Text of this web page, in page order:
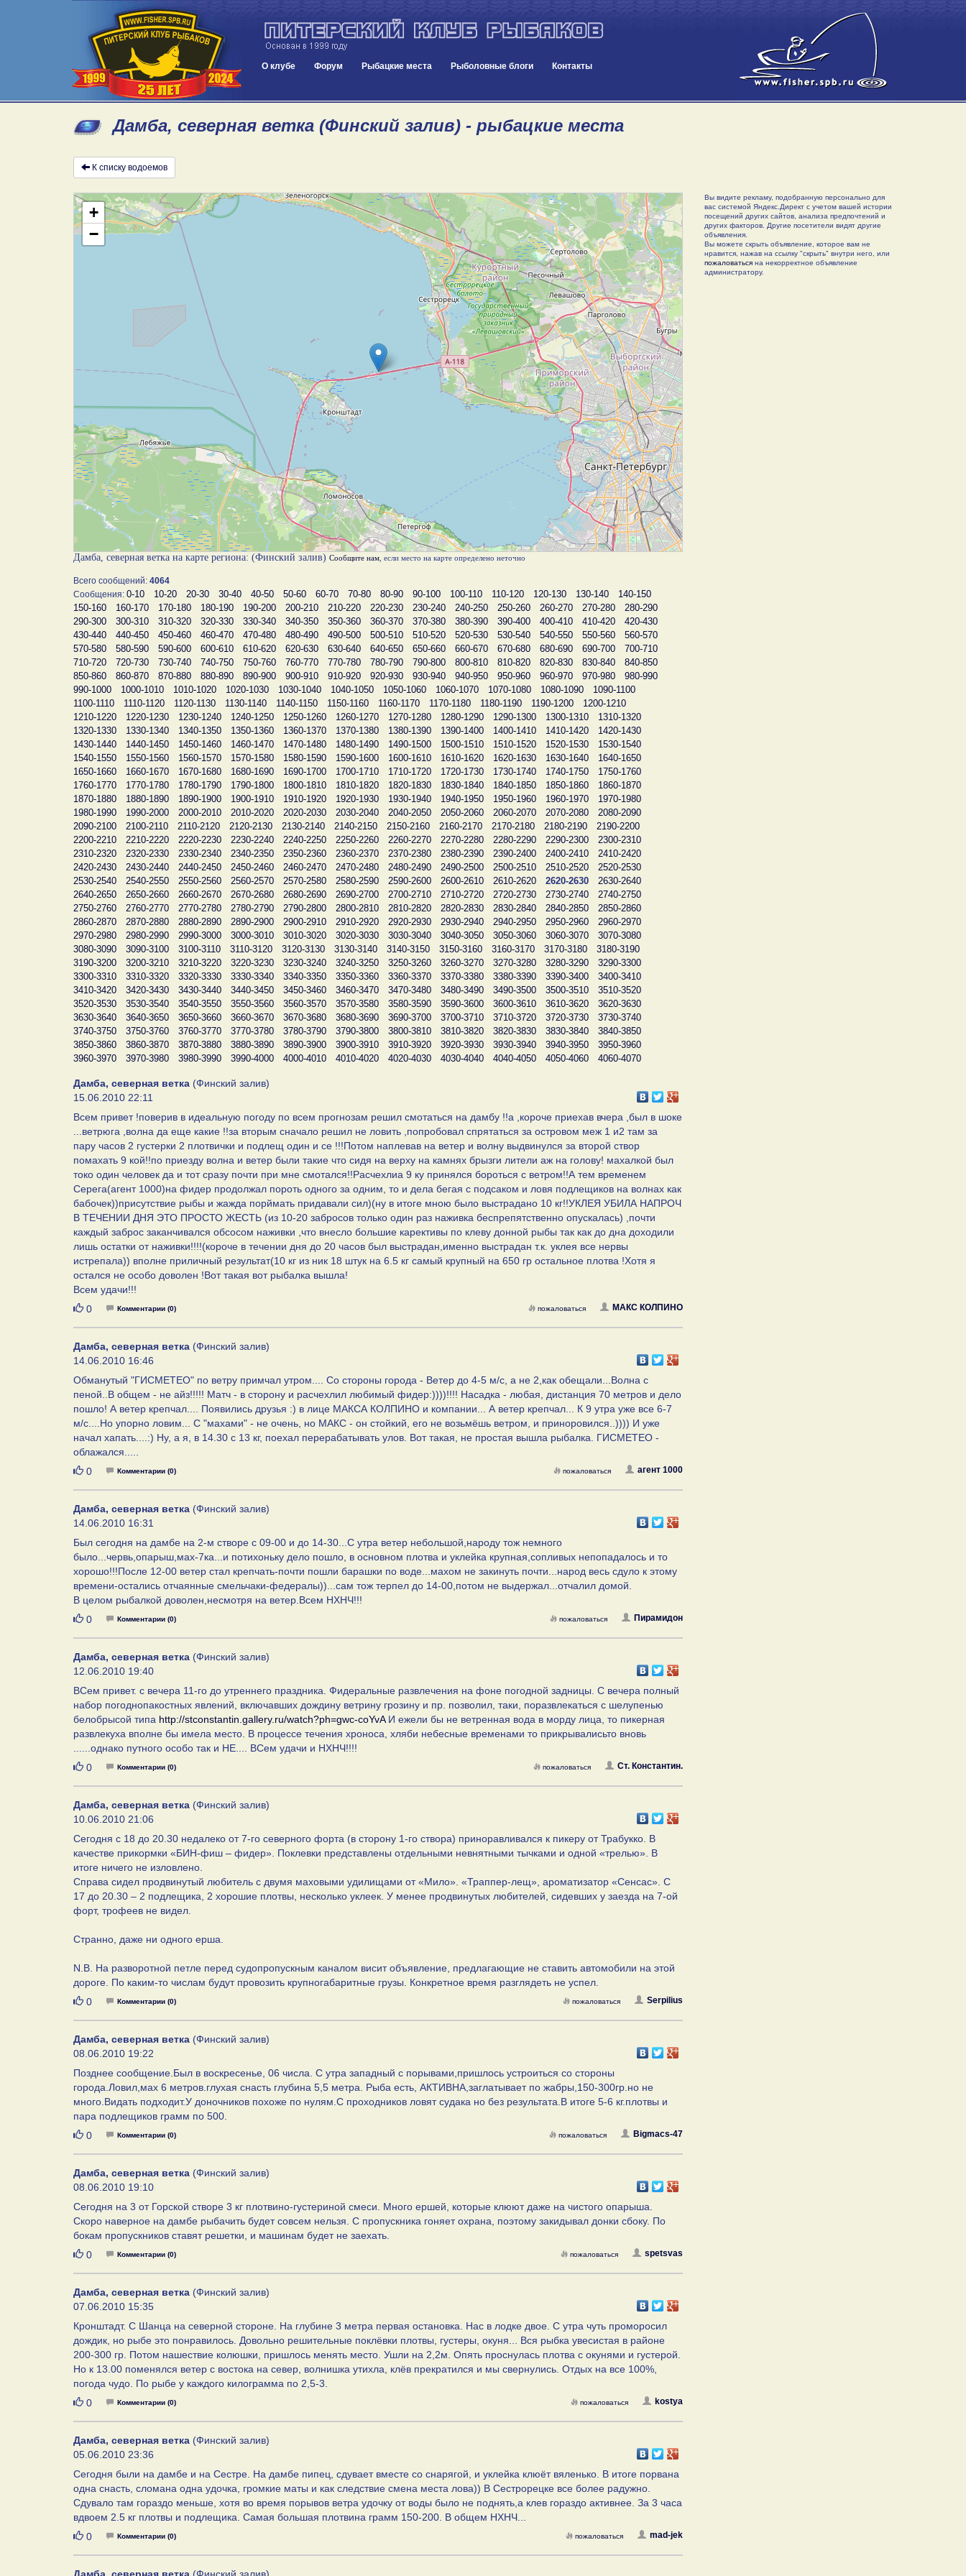
О клубе Форум Рыбацкие места Рыболовные блоги Контакты
Дамба, северная ветка (Финский залив) - рыбацкие места
К списку водоемов
+
−
Дамба, северная ветка на карте региона: (Финский залив) Сообщите нам , если место на карте определено неточно
Всего сообщений: 4064
Сообщения: 0-10 10-20 20-30 30-40 40-50 50-60 60-70 70-80 80-90 90-100 100-110 110-120 120-130 130-140
140-150
150-160
160-170 170-180 180-190 190-200 200-210 210-220 220-230 230-240 240-250 250-260 260-270 270-280
280-290
290-300
300-310 310-320 320-330 330-340 340-350 350-360 360-370 370-380 380-390 390-400 400-410 410-420
420-430
430-440
440-450 450-460 460-470 470-480 480-490 490-500 500-510 510-520 520-530 530-540 540-550 550-560
560-570
570-580
580-590 590-600 600-610 610-620 620-630 630-640 640-650 650-660 660-670 670-680 680-690 690-700
700-710
710-720
720-730 730-740 740-750 750-760 760-770 770-780 780-790 790-800 800-810 810-820 820-830 830-840
840-850
850-860
860-870 870-880 880-890 890-900 900-910 910-920 920-930 930-940 940-950 950-960 960-970 970-980
980-990
990-1000
1000-1010 1010-1020 1020-1030 1030-1040 1040-1050 1050-1060 1060-1070 1070-1080 1080-1090
1090-1100
1100-1110
1110-1120 1120-1130 1130-1140 1140-1150 1150-1160 1160-1170 1170-1180 1180-1190 1190-1200
1200-1210
1210-1220
1220-1230 1230-1240 1240-1250 1250-1260 1260-1270 1270-1280 1280-1290 1290-1300 1300-1310
1310-1320
1320-1330
1330-1340 1340-1350 1350-1360 1360-1370 1370-1380 1380-1390 1390-1400 1400-1410 1410-1420
1420-1430
1430-1440
1440-1450 1450-1460 1460-1470 1470-1480 1480-1490 1490-1500 1500-1510 1510-1520 1520-1530
1530-1540
1540-1550
1550-1560 1560-1570 1570-1580 1580-1590 1590-1600 1600-1610 1610-1620 1620-1630 1630-1640
1640-1650
1650-1660
1660-1670 1670-1680 1680-1690 1690-1700 1700-1710 1710-1720 1720-1730 1730-1740 1740-1750
1750-1760
1760-1770
1770-1780 1780-1790 1790-1800 1800-1810 1810-1820 1820-1830 1830-1840 1840-1850 1850-1860
1860-1870
1870-1880
1880-1890 1890-1900 1900-1910 1910-1920 1920-1930 1930-1940 1940-1950 1950-1960 1960-1970
1970-1980
1980-1990
1990-2000 2000-2010 2010-2020 2020-2030 2030-2040 2040-2050 2050-2060 2060-2070 2070-2080
2080-2090
2090-2100
2100-2110 2110-2120 2120-2130 2130-2140 2140-2150 2150-2160 2160-2170 2170-2180 2180-2190
2190-2200
2200-2210
2210-2220 2220-2230 2230-2240 2240-2250 2250-2260 2260-2270 2270-2280 2280-2290 2290-2300
2300-2310
2310-2320
2320-2330 2330-2340 2340-2350 2350-2360 2360-2370 2370-2380 2380-2390 2390-2400 2400-2410
2410-2420
2420-2430
2430-2440 2440-2450 2450-2460 2460-2470 2470-2480 2480-2490 2490-2500 2500-2510 2510-2520
2520-2530
2530-2540
2540-2550 2550-2560 2560-2570 2570-2580 2580-2590 2590-2600 2600-2610 2610-2620 2620-2630
2630-2640
2640-2650
2650-2660 2660-2670 2670-2680 2680-2690 2690-2700 2700-2710 2710-2720 2720-2730 2730-2740
2740-2750
2750-2760
2760-2770 2770-2780 2780-2790 2790-2800 2800-2810 2810-2820 2820-2830 2830-2840 2840-2850
2850-2860
2860-2870
2870-2880 2880-2890 2890-2900 2900-2910 2910-2920 2920-2930 2930-2940 2940-2950 2950-2960
2960-2970
2970-2980
2980-2990 2990-3000 3000-3010 3010-3020 3020-3030 3030-3040 3040-3050 3050-3060 3060-3070
3070-3080
3080-3090
3090-3100 3100-3110 3110-3120 3120-3130 3130-3140 3140-3150 3150-3160 3160-3170 3170-3180
3180-3190
3190-3200
3200-3210 3210-3220 3220-3230 3230-3240 3240-3250 3250-3260 3260-3270 3270-3280 3280-3290
3290-3300
3300-3310
3310-3320 3320-3330 3330-3340 3340-3350 3350-3360 3360-3370 3370-3380 3380-3390 3390-3400
3400-3410
3410-3420
3420-3430 3430-3440 3440-3450 3450-3460 3460-3470 3470-3480 3480-3490 3490-3500 3500-3510
3510-3520
3520-3530
3530-3540 3540-3550 3550-3560 3560-3570 3570-3580 3580-3590 3590-3600 3600-3610 3610-3620
3620-3630
3630-3640
3640-3650 3650-3660 3660-3670 3670-3680 3680-3690 3690-3700 3700-3710 3710-3720 3720-3730
3730-3740
3740-3750
3750-3760 3760-3770 3770-3780 3780-3790 3790-3800 3800-3810 3810-3820 3820-3830 3830-3840
3840-3850
3850-3860
3860-3870 3870-3880 3880-3890 3890-3900 3900-3910 3910-3920 3920-3930 3930-3940 3940-3950
3950-3960
3960-3970
3970-3980 3980-3990 3990-4000 4000-4010 4010-4020 4020-4030 4030-4040 4040-4050 4050-4060 4060-4070
Дамба, северная ветка (Финский залив)
15.06.2010 22:11
Всем привет !поверив в идеальную погоду по всем прогнозам решил смотаться на дамбу !!а ,короче приехав вчера ,был в шоке
...ветрюга ,волна да еще какие !!за вторым сначало решил не ловить ,попробовал спрятаться за островом меж 1 и2 там за
пару часов 2 густерки 2 плотвички и подлещ один и се !!!Потом наплевав на ветер и волну выдвинулся за второй створ
помахать 9 кой!!по приезду волна и ветер были такие что сидя на верху на камнях брызги лители аж на голову! махалкой был
токо один человек да и тот сразу почти при мне смотался!!Расчехлиа 9 ку принялся бороться с ветром!!А тем временем
Серега(агент 1000)на фидер продолжал пороть одного за одним, то и дела бегая с подсаком и ловя подлещиков на волнах как
бабочек))присутствие рыбы и жажда порймать придавали сил)(ну в итоге мною было выстрадано 10 кг!!УКЛЕЯ УБИЛА НАПРОЧ
В ТЕЧЕНИИ ДНЯ ЭТО ПРОСТО ЖЕСТЬ (из 10-20 забросов только один раз наживка беспрепятственно опускалась) ,почти
каждый заброс заканчивался обсосом наживки ,что внесло большие карективы по клеву донной рыбы так как до дна доходили
лишь остатки от наживки!!!!(короче в течении дня до 20 часов был выстрадан,именно выстрадан т.к. уклея все нервы
истрепала)) вполне приличный результат(10 кг из ник 18 штук на 6.5 кг самый крупный на 650 гр остальное плотва !Хотя я
остался не особо доволен !Вот такая вот рыбалка вышла!
Всем удачи!!!
Нравится
0 Комментарии (0) МАКС КОЛПИНО
пожаловаться
Дамба, северная ветка (Финский залив)
14.06.2010 16:46
Обманутый "ГИСМЕТЕО" по ветру примчал утром.... Со стороны города - Ветер до 4-5 м/с, а не 2,как обещали...Волна с
пеной..В общем - не айз!!!!! Матч - в сторону и расчехлил любимый фидер:))))!!!! Насадка - любая, дистанция 70 метров и дело
пошло! А ветер крепчал.... Появились друзья :) в лице МАКСА КОЛПИНО и компании... А ветер крепчал... К 9 утра уже все 6-7
м/с....Но упорно ловим... С "махами" - не очень, но МАКС - он стойкий, его не возьмёшь ветром, и приноровился..)))) И уже
начал хапать....:) Ну, а я, в 14.30 с 13 кг, поехал перерабатывать улов. Вот такая, не простая вышла рыбалка. ГИСМЕТЕО -
облажался.....
Нравится
0 Комментарии (0) агент 1000
пожаловаться
Дамба, северная ветка (Финский залив)
14.06.2010 16:31
Был сегодня на дамбе на 2-м створе с 09-00 и до 14-30...С утра ветер небольшой,народу тож немного
было...червь,опарыш,мах-7ка...и потихоньку дело пошло, в основном плотва и уклейка крупная,сопливых непопадалось и то
хорошо!!!После 12-00 ветер стал крепчать-почти пошли барашки по воде...махом не закинуть почти...народ весь сдуло к этому
времени-остались отчаянные смельчаки-федералы))...сам тож терпел до 14-00,потом не выдержал...отчалил домой.
В целом рыбалкой доволен,несмотря на ветер.Всем НХНЧ!!!
Нравится
0 Комментарии (0) Пирамидон
пожаловаться
Дамба, северная ветка (Финский залив)
12.06.2010 19:40
ВСем привет. с вечера 11-го до утреннего праздника. Фидеральные развлечения на фоне погодной задницы. С вечера полный
набор погоднопакостных явлений, включавших дождину ветрину грозину и пр. позволил, таки, поразвлекаться с шелупенью
белобрысой типа http://stconstantin.gallery.ru/watch?ph=gwc-coYvAИ ежели бы не ветренная вода в морду лица, то пикерная
развлекуха вполне бы имела место. В процессе течения хроноса, хляби небесные временами то прикрывалисьто вновь
......однако путного особо так и НЕ.... ВСем удачи и НХНЧ!!!!
Нравится
0 Комментарии (0) Ст. Константин.
пожаловаться
Дамба, северная ветка (Финский залив)
10.06.2010 21:06
Сегодня с 18 до 20.30 недалеко от 7-го северного форта (в сторону 1-го створа) приноравливался к пикеру от Трабукко. В
качестве прикормки «БИН-фиш – фидер». Поклевки представлены отдельными невнятными тычками и одной «трелью». В
итоге ничего не изловлено.
Справа сидел продвинутый любитель с двумя маховыми удилищами от «Мило». «Траппер-лещ», ароматизатор «Сенсас». С
17 до 20.30 – 2 подлещика, 2 хорошие плотвы, несколько уклеек. У менее продвинутых любителей, сидевших у заезда на 7-ой
форт, трофеев не видел.
Странно, даже ни одного ерша.
N.B. На разворотной петле перед судопропускным каналом висит объявление, предлагающие не ставить автомобили на этой
дороге. По каким-то числам будут провозить крупногабаритные грузы. Конкретное время разглядеть не успел.
Нравится
0 Комментарии (0) Serpilius
пожаловаться
Дамба, северная ветка (Финский залив)
08.06.2010 19:22
Позднее сообщение.Был в воскресенье, 06 числа. С утра западный с порывами,пришлось устроиться со стороны
города.Ловил,мах 6 метров.глухая снасть глубина 5,5 метра. Рыба есть, АКТИВНА,заглатывает по жабры,150-300гр.но не
много.Видать подходит.У доночников похоже по нулям.С проходников ловят судака но без результата.В итоге 5-6 кг.плотвы и
пара подлещиков грамм по 500.
Нравится
0 Комментарии (0) Bigmacs-47
пожаловаться
Дамба, северная ветка (Финский залив)
08.06.2010 19:10
Сегодня на 3 от Горской створе 3 кг плотвино-густериной смеси. Много ершей, которые клюют даже на чистого опарыша.
Скоро наверное на дамбе рыбачить будет совсем нельзя. С пропускника гоняет охрана, поэтому закидывал донки сбоку. По
бокам пропускников ставят решетки, и машинам будет не заехать.
Нравится
0 Комментарии (0) spetsvas
пожаловаться
Дамба, северная ветка (Финский залив)
07.06.2010 15:35
Кронштадт. С Шанца на северной стороне. На глубине 3 метра первая остановка. Нас в лодке двое. С утра чуть проморосил
дождик, но рыбе это понравилось. Довольно решительные поклёвки плотвы, густеры, окуня... Вся рыбка увесистая в районе
200-300 гр. Потом нашествие колюшки, пришлось менять место. Ушли на 2,2м. Опять проснулась плотва с окунями и густерой.
Но к 13.00 поменялся ветер с востока на север, волнишка утихла, клёв прекратился и мы свернулись. Отдых на все 100%,
погода чудо. По рыбе у каждого килограмма по 2,5-3.
Нравится
0 Комментарии (0) kostya
пожаловаться
Дамба, северная ветка (Финский залив)
05.06.2010 23:36
Сегодня были на дамбе и на Сестре. На дамбе пипец, сдувает вместе со снарягой, и уклейка клюёт вяленько. В итоге порвана
одна снасть, сломана одна удочка, громкие маты и как следствие смена места лова)) В Сестрорецке все более радужно.
Сдувало там гораздо меньше, хотя во время порывов ветра удочку от воды было не поднять,а клев гораздо активнее. За 3 часа
вдвоем 2.5 кг плотвы и подлещика. Самая большая плотвина грамм 150-200. В общем НХНЧ...
Нравится
0 Комментарии (0) mad-jek
пожаловаться
Вы видите рекламу, подобранную персонально для
вас системой Яндекс.Директ с учетом вашей истории
посещений других сайтов, анализа предпочтений и
других факторов. Другие посетители видят другие
объявления.
Вы можете скрыть объявление, которое вам не
нравится, нажав на ссылку "скрыть" внутри него, или
пожаловатьсяна некорректное объявление
администратору.